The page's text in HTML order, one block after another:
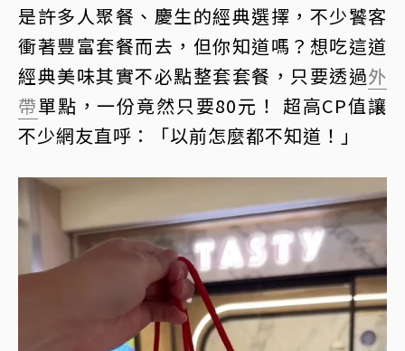
是許多人聚餐、慶生的經典選擇，不少饕客
衝著豐富套餐而去，但你知道嗎？想吃這道
經典美味其實不必點整套套餐，只要透過外
帶單點，一份竟然只要80元！ 超高CP值讓
不少網友直呼：「以前怎麼都不知道！」